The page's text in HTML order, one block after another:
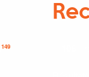
149